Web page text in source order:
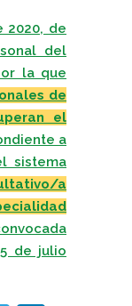
2020, de
del
la que
de
el
a
sistema
a
de julio